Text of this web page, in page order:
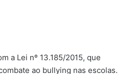
a Lei nº 13.185/2015, que
ao bullying nas escolas.